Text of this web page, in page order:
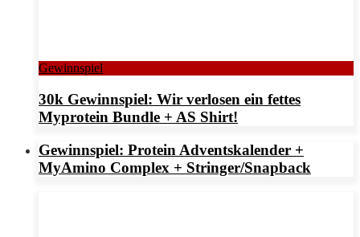
Gewinnspiel
30k Gewinnspiel: Wir verlosen ein fettes
Myprotein Bundle + AS Shirt!
Gewinnspiel: Protein Adventskalender +
MyAmino Complex + Stringer/Snapback